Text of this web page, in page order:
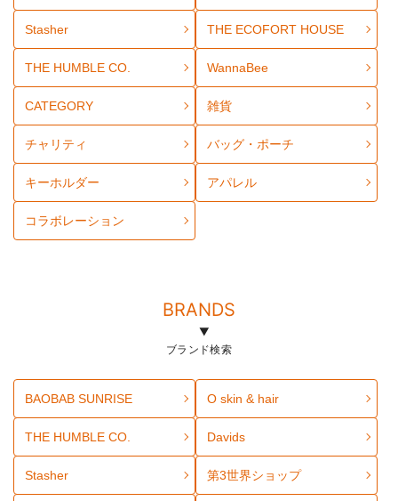
Stasher THE ECOFORT HOUSE
THE HUMBLE CO. WannaBee
CATEGORY 雑貨
チャリティ バッグ・ポーチ
キーホルダー アパレル
コラボレーション
BRANDS
ブランド検索
BAOBAB SUNRISE O skin & hair
THE HUMBLE CO. Davids
Stasher 第3世界ショップ